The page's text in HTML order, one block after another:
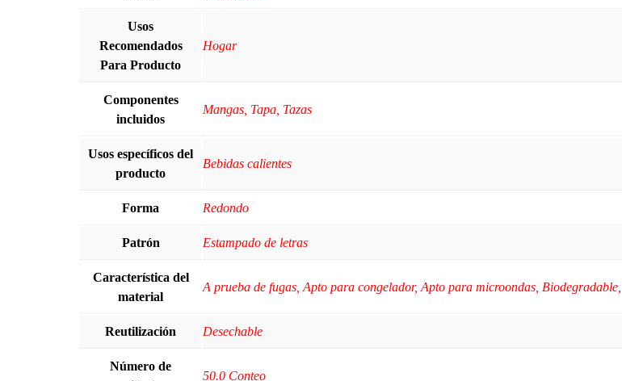
Usos
Recomendados
Para Producto
Hogar
Componentes
incluidos
Mangas, Tapa, Tazas
Usos específicos del
producto
Bebidas calientes
Forma ‎Redondo
Patrón Estampado de letras
Característica del
material
A prueba de fugas, Apto para congelador, Apto para microondas,
Reutilización Desechable
Número de
50.0 Conteo